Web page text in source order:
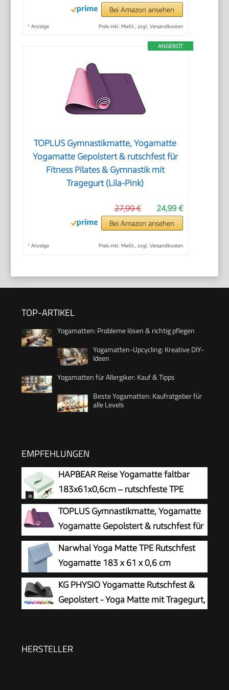
Bei Amazon ansehen
* Anzeige Preis inkl. MwSt., zzgl. Versandkosten
ANGEBOT
TOPLUS Gymnastikmatte, Yogamatte
Yogamatte Gepolstert & rutschfest für
Fitness Pilates & Gymnastik mit
Tragegurt (Lila-Pink)
24,99 €
27,99 €
Bei Amazon ansehen
* Anzeige Preis inkl. MwSt., zzgl. Versandkosten
TOP-ARTIKEL
Yogamatten: Probleme lösen & richtig pflegen
Yogamatten-Upcycling: Kreative DIY-
Ideen
Yogamatten für Allergiker: Kauf & Tipps
Beste Yogamatten: Kaufratgeber für
alle Levels
EMPFEHLUNGEN
HAPBEAR Reise Yogamatte faltbar
183x61x0,6cm – rutschfeste TPE
Yogamatte klappbar mit Tragetasche,
leicht & platzsparend für Yoga, Pilates, Fitness &
Home Workout (Grün)
TOPLUS Gymnastikmatte, Yogamatte
Yogamatte Gepolstert & rutschfest für
Fitness Pilates & Gymnastik mit
Tragegurt (Lila-Pink)
Narwhal Yoga Matte TPE Rutschfest
Yogamatte 183 x 61 x 0,6 cm
KG PHYSIO Yogamatte Rutschfest &
Gepolstert - Yoga Matte mit Tragegurt,
Fitness Matte, 183x60cm
HERSTELLER